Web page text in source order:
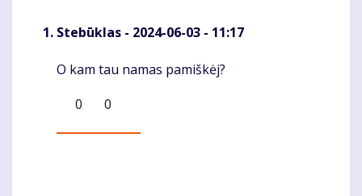
Stebūklas - 2024-06-03 - 11:17
Komentaras
O kam tau namas pamiškėj?
0
0